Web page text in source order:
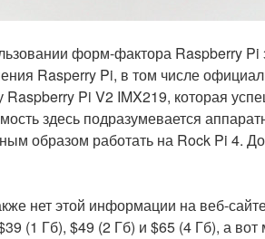
форм-фактора Raspberry Pi
Rasperry Pi, в том числе
Pi V2 IMX219, которая
здесь подразумевается
образом работать на Rock Pi 4.
нет этой информации на веб-
(1 Гб), $49 (2 Гб) и $65 (4 Гб), а